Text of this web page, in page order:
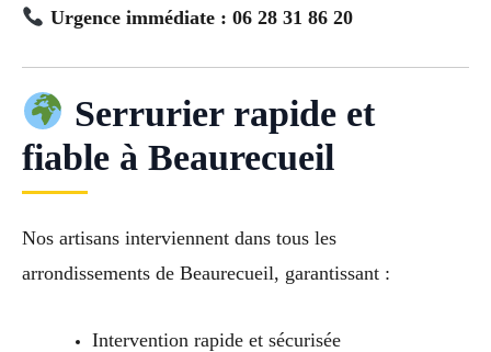
Urgence immédiate : 06 28 31 86 20
Serrurier rapide et
fiable à Beaurecueil
Nos artisans interviennent dans tous les
arrondissements de Beaurecueil, garantissant :
Intervention rapide et sécurisée